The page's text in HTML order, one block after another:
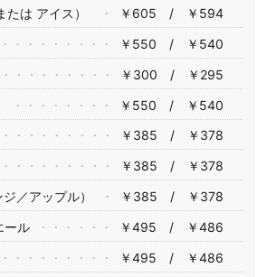
は アイス）
￥605 / ￥594
￥550 / ￥540
￥300 / ￥295
￥550 / ￥540
￥385 / ￥378
￥385 / ￥378
／アップル）
￥385 / ￥378
ール
￥495 / ￥486
￥495 / ￥486